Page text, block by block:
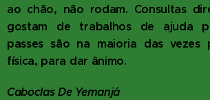
ao chão, não rodam. Consultas
gostam de trabalhos de ajuda
passes são na maioria das
física, para dar ânimo.
Caboclas De Yemanjá